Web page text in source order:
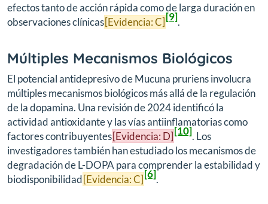
efectos tanto de acción rápida como de larga duración en
observaciones clínicas[Evidencia: C][9].
Múltiples Mecanismos Biológicos
El potencial antidepresivo de Mucuna pruriens involucra
múltiples mecanismos biológicos más allá de la regulación
de la dopamina. Una revisión de 2024 identificó la
actividad antioxidante y las vías antiinflamatorias como
factores contribuyentes[Evidencia: D][10]. Los
investigadores también han estudiado los mecanismos de
degradación de L-DOPA para comprender la estabilidad y
biodisponibilidad[Evidencia: C][6].